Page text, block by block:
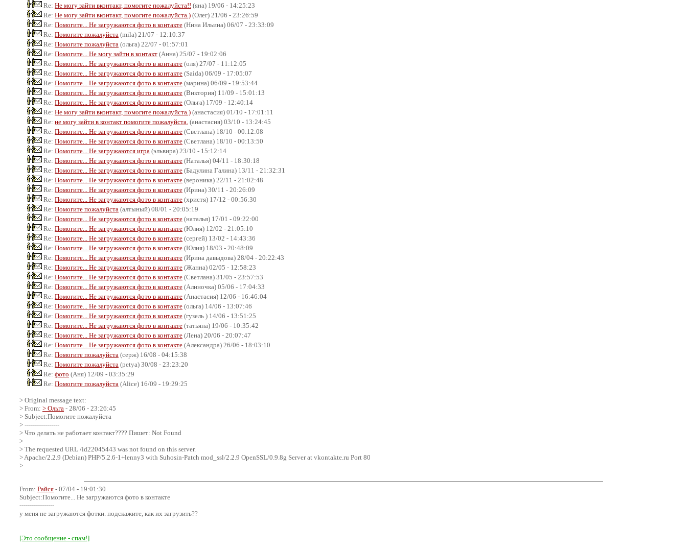
Re: Не могу зайти вконтакт, помогите пожалуйста!! (яна) 19/06 - 14:25:23
Re: Не могу зайти вконтакт, помогите пожалуйста.) (Олег) 21/06 - 23:26:59
Re: Помогите... Не загружаются фото в контакте (Нина Ильина) 06/07 - 23:33:09
Re: Помогите пожалуйста (mila) 21/07 - 12:10:37
Re: Помогите пожалуйста (ольга) 22/07 - 01:57:01
Re: Помогите... Не могу зайти в контакт (Анна) 25/07 - 19:02:06
Re: Помогите... Не загружаются фото в контакте (оля) 27/07 - 11:12:05
Re: Помогите... Не загружаются фото в контакте (Saida) 06/09 - 17:05:07
Re: Помогите... Не загружаются фото в контакте (марина) 06/09 - 19:53:44
Re: Помогите... Не загружаются фото в контакте (Виктория) 11/09 - 15:01:13
Re: Помогите... Не загружаются фото в контакте (Ольга) 17/09 - 12:40:14
Re: Не могу зайти вконтакт, помогите пожалуйста.) (анастасия) 01/10 - 17:01:11
Re: не могу зайти в контакт помогите пожалуйста. (анастасия) 03/10 - 13:24:45
Re: Помогите... Не загружаются фото в контакте (Светлана) 18/10 - 00:12:08
Re: Помогите... Не загружаются фото в контакте (Светлана) 18/10 - 00:13:50
Re: Помогите... Не загружаются игра (эльвира) 23/10 - 15:12:14
Re: Помогите... Не загружаются фото в контакте (Наталья) 04/11 - 18:30:18
Re: Помогите... Не загружаются фото в контакте (Бадулина Галина) 13/11 - 21:32:31
Re: Помогите... Не загружаются фото в контакте (вероника) 22/11 - 21:02:48
Re: Помогите... Не загружаются фото в контакте (Ирина) 30/11 - 20:26:09
Re: Помогите... Не загружаются фото в контакте (христя) 17/12 - 00:56:30
Re: Помогите пожалуйста (алтыный) 08/01 - 20:05:19
Re: Помогите... Не загружаются фото в контакте (наталья) 17/01 - 09:22:00
Re: Помогите... Не загружаются фото в контакте (Юлия) 12/02 - 21:05:10
Re: Помогите... Не загружаются фото в контакте (сергей) 13/02 - 14:43:36
Re: Помогите... Не загружаются фото в контакте (Юлия) 18/03 - 20:48:09
Re: Помогите... Не загружаются фото в контакте (Ирина давыдова) 28/04 - 20:22:43
Re: Помогите... Не загружаются фото в контакте (Жанна) 02/05 - 12:58:23
Re: Помогите... Не загружаются фото в контакте (Светлана) 31/05 - 23:57:53
Re: Помогите... Не загружаются фото в контакте (Алиночка) 05/06 - 17:04:33
Re: Помогите... Не загружаются фото в контакте (Анастасия) 12/06 - 16:46:04
Re: Помогите... Не загружаются фото в контакте (ольга) 14/06 - 13:07:46
Re: Помогите... Не загружаются фото в контакте (гузель ) 14/06 - 13:51:25
Re: Помогите... Не загружаются фото в контакте (татьяна) 19/06 - 10:35:42
Re: Помогите... Не загружаются фото в контакте (Лена) 20/06 - 20:07:47
Re: Помогите... Не загружаются фото в контакте (Александра) 26/06 - 18:03:10
Re: Помогите пожалуйста (серж) 16/08 - 04:15:38
Re: Помогите пожалуйста (petya) 30/08 - 23:23:20
Re: фото (Аня) 12/09 - 03:35:29
Re: Помогите пожалуйста (Alice) 16/09 - 19:29:25
> Original message text:
> From: > Ольга - 28/06 - 23:26:45
> Subject:Помогите пожалуйста
> -----------------
> Что делать не работает контакт???? Пишет: Not Found
>
> The requested URL /id22045443 was not found on this server.
> Apache/2.2.9 (Debian) PHP/5.2.6-1+lenny3 with Suhosin-Patch mod_ssl/2.2.9 OpenSSL/0.9.8g Server at vkontakte.ru Port 80
>
From: Райся - 07/04 - 19:01:30
Subject:Помогите... Не загружаются фото в контакте
-----------------
у меня не загружаются фотки. подскажите, как их загрузить??
[Это сообщение - спам!]